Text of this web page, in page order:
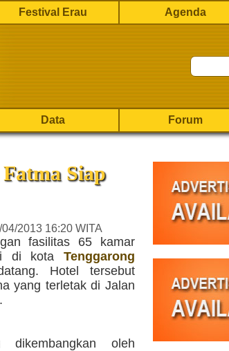
Festival Erau Agenda
Data Forum
Siap
04/2013 16:20 WITA
fasilitas 65 kamar
di kota Tenggarong
Hotel tersebut
yang terletak di Jalan
oleh